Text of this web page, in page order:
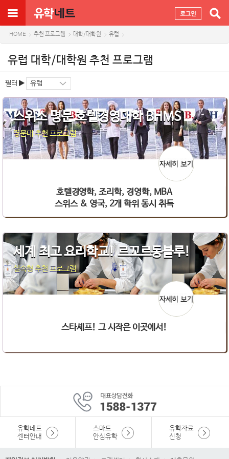
HOME 추천 프로그램 대학/대학원 유럽
유럽 대학/대학원 추천 프로그램
필터
스위스 명문 호텔경영대학 BHMS
명문대 추천 프로그램
호텔경영학, 조리학, 경영학, MBA
스위스 & 영국, 2개 학위 동시 취득
세계 최고 요리학교! 르꼬르동블루!
실속형 추천 프로그램
스타셰프! 그 시작은 이곳에서!
유학네트
센터안내
스마트
안심유학
유학자료
신청